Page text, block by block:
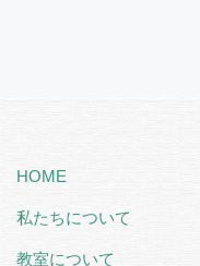
HOME
私たちについて
教室について